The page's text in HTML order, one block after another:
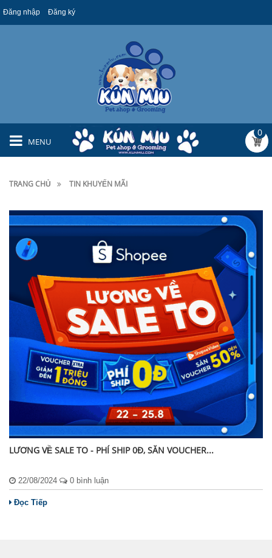
Đăng nhập Đăng ký
MENU
0
TRANG CHỦ TIN KHUYẾN MÃI
LƯƠNG VỀ SALE TO - PHÍ SHIP 0Đ, SĂN VOUCHER...
22/08/2024 0 bình luận
Đọc Tiếp